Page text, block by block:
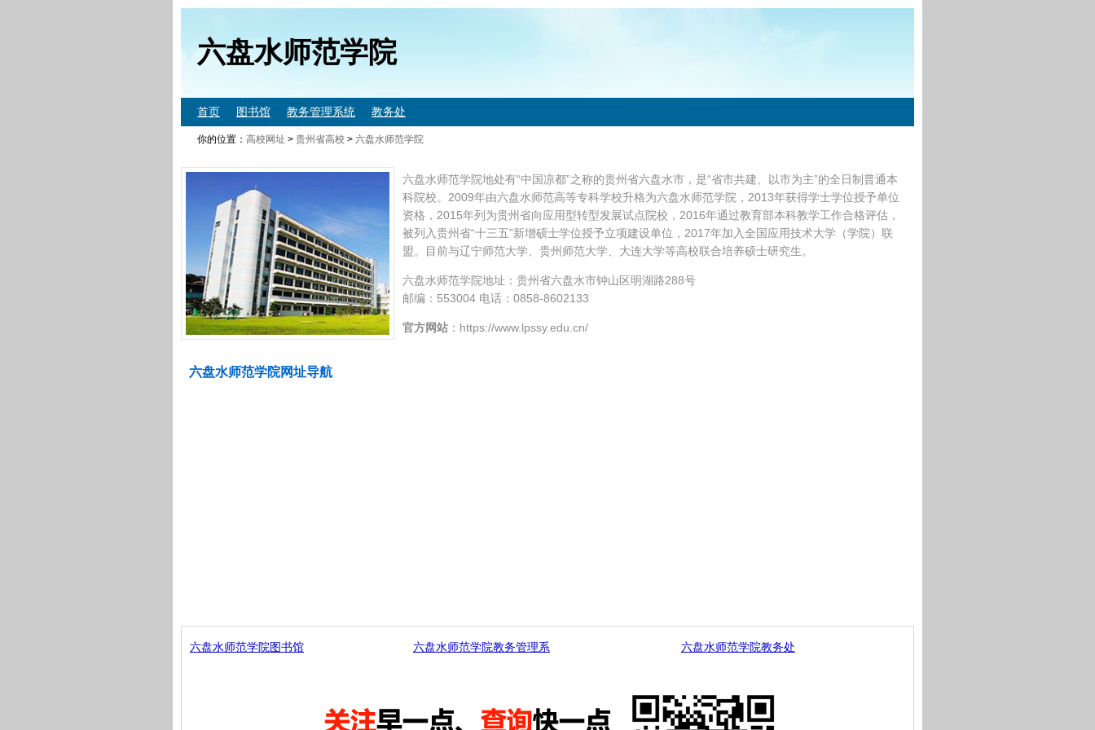
六盘水师范学院
首页 图书馆 教务管理系统 教务处
你的位置： 高校网址 > 贵州省高校 > 六盘水师范学院
六盘水师范学院地处有“中国凉都”之称的贵州省六盘水市，是“省市共建、以市为主”的全日制普通本
科院校。2009年由六盘水师范高等专科学校升格为六盘水师范学院，2013年获得学士学位授予单位
资格，2015年列为贵州省向应用型转型发展试点院校，2016年通过教育部本科教学工作合格评估，
被列入贵州省“十三五”新增硕士学位授予立项建设单位，2017年加入全国应用技术大学（学院）联
盟。目前与辽宁师范大学、贵州师范大学、大连大学等高校联合培养硕士研究生。
六盘水师范学院地址：贵州省六盘水市钟山区明湖路288号
邮编：553004 电话：0858-8602133
官方网站 ：https://www.lpssy.edu.cn/
六盘水师范学院网址导航
六盘水师范学院图书馆 六盘水师范学院教务管理系 六盘水师范学院教务处